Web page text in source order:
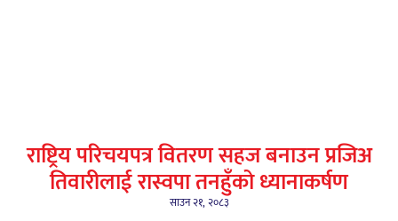
राष्ट्रिय परिचयपत्र वितरण सहज बनाउन प्रजिअ
तिवारीलाई रास्वपा तनहुँको ध्यानाकर्षण
साउन २१, २०८३